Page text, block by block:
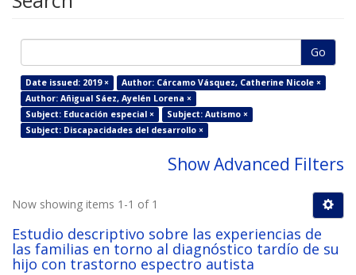
Go
Date issued: 2019 ×
Author: Cárcamo Vásquez, Catherine Nicole ×
Author: Añigual Sáez, Ayelén Lorena ×
Subject: Educación especial ×
Subject: Autismo ×
Subject: Discapacidades del desarrollo ×
Show Advanced Filters
Now showing items 1-1 of 1
Estudio descriptivo sobre las experiencias de
las familias en torno al diagnóstico tardío de su
hijo con trastorno espectro autista